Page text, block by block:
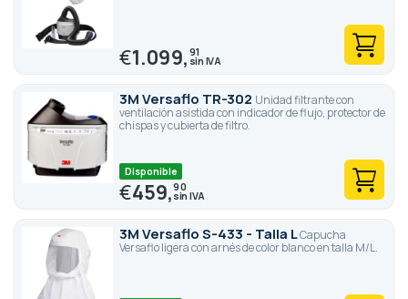
€1.099,91
3M Versaflo TR-302 Unidad filtrante con
ventilación asistida con indicador de flujo, protector de
chispas y cubierta de filtro.
Disponible
€459,90
3M Versaflo S-433 - Talla LCapucha
Versaflo ligera con arnés de color blanco en talla M/L.